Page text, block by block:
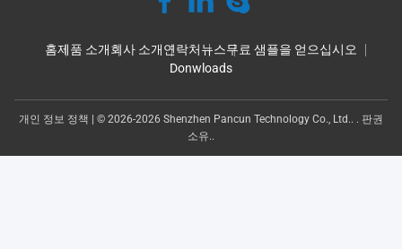
홈제품 소개회사 소개연락처뉴스무료 샘플을 얻으십시오
Donwloads
개인 정보 정책
| © 2026-2026 Shenzhen Pancun Technology Co., Ltd.. . 판권
소유..